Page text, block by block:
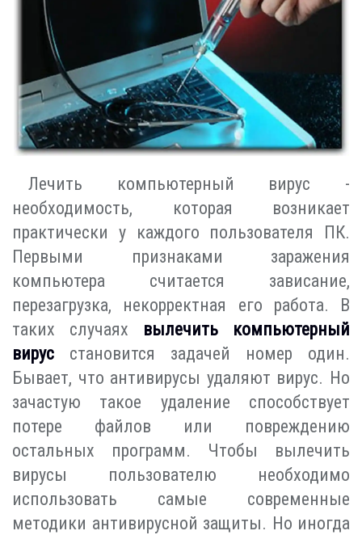
Лечить компьютерный вирус -
необходимость, которая возникает
практически у каждого пользователя ПК.
Первыми признаками заражения
компьютера считается зависание,
перезагрузка, некорректная его работа. В
таких случаях вылечить компьютерный
вирус становится задачей номер один.
Бывает, что антивирусы удаляют вирус. Но
зачастую такое удаление способствует
потере файлов или повреждению
остальных программ. Чтобы вылечить
вирусы пользователю необходимо
использовать самые современные
методики антивирусной защиты. Но иногда